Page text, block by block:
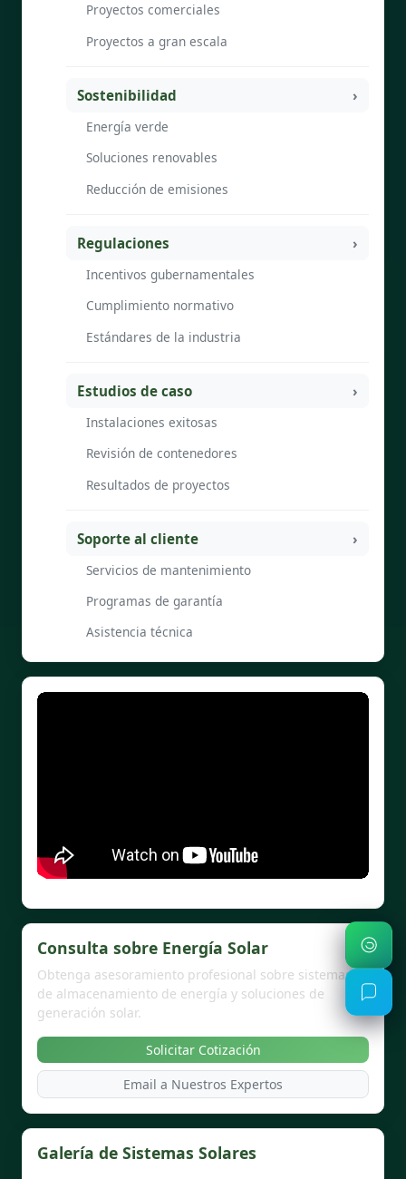
Proyectos comerciales
Proyectos a gran escala
Sostenibilidad
Energía verde
Soluciones renovables
Reducción de emisiones
Regulaciones
Incentivos gubernamentales
Cumplimiento normativo
Estándares de la industria
Estudios de caso
Instalaciones exitosas
Revisión de contenedores
Resultados de proyectos
Soporte al cliente
Servicios de mantenimiento
Programas de garantía
Asistencia técnica
Consulta sobre Energía Solar
Obtenga asesoramiento profesional sobre sistemas
de almacenamiento de energía y soluciones de
generación solar.
Solicitar Cotización
Email a Nuestros Expertos
Galería de Sistemas Solares